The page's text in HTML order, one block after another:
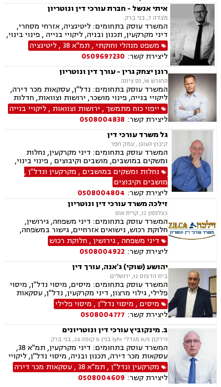
איתי אנשל - חברת עורכי דין ונוטריון
מצדה 7, בני ברק
המשרד עוסק בתחומים: ליטיגציה, אזרחי מסחרי,
דיני מקרקעין, תכנון ובניה, ליקויי בנייה , פינוי בינוי,
קבוצות רכישה, עסקאות מכר דירה, פינוי מושכר,
מגרשים לבניה ,נחלות ומשקים במושבים, רשות
מקרקעי ישראל, צווי הריסה, מיסוי נדל"ן, היטל
פיתוח, היטל השבחה, דיני חוזים, תביעות ייצוגיות,
ירושות וצוואות, נוטריון, דיני מכרזים והתקשרויות,
חוקתי ומנהלי, רישוי עסקים, דיני חברות, סכסוך בין
בעלי מניות, ליווי עסקי, הגבלים עסקיים, בנקים,
ערבויות ושטרות, קניין רוחני, זכויות יוצרים, דיני
בנקאות, חברות אשראי סליקה
משפט מנהלי וחוקתי, תמ"א 38 ,ליטיגציה
ליצירת קשר: 0509697230
רונן יצחק גרין - עורך דין ונוטריון
החורש 16, נס ציונה
המשרד עוסק בתחומים: נדל"ן, עסקאות מכר דירה,
ליקויי בנייה, פינוי מושכר, ירושות וצוואות, חדלות
ייפוי כוח מתמשך, דיני עבודה, מגשר ובורר
ייפוי כוח מתמשך, ירושות וצוואות ,ליקויי בנייה
ליצירת קשר: 0508004838
גל משרד עורכי דין
קיבוץ העוגן , עמק חפר
המשרד עוסק בתחומים: דיני מקרקעין, נחלות
ומשקים במושבים, מושבים וקיבוצים , פינוי בינוי,
תמ"א 38, עסקאות מכר דירה, רשות מקרקעי ישראל,
השקעות בחו"ל, קבוצות רכישה, נדל"ן, מגרשים
לבניה , רישום קבלנים, נדל"ן ביהודה ושומרון, מיסוי
נדל"ן, נוטריון, מגשרים
נחלות ומשקים במושבים , מקרקעין ונדל"ן,
מושבים וקיבוצים
ליצירת קשר: 0508004804
זילכה משרד עורכי דין ונוטריון
כצלנסון 12, קרית אונו
המשרד עוסק בתחומים: דיני משפחה, גירושין,
חלוקת רכוש, נישואים אזרחיים, גישור במשפחה,
ירושות וצוואות, הסכמי ממון, אפוטרופסות,
משמורת, מזונות, ייפוי כוח מתמשך, דיני עבודה,
דיני מקרקעין, תמ"א 38, מגרשים לבניה , הפקעת
קרקעות, פינוי בינוי, תכנון ובניה, עסקאות מכר דירה,
ליקויי בנייה, מיסוי נדל"ן, נדל"ן, נזיקין, לשון הרע,
תאונות דרכים, תאונות עבודה, דיני חברות, ליווי
עסקי, ליווי מיזמי סטארטאפ, קניין רוחני, רשלנות
רפואית, רשלנות רפואית - רפואת שיניים, משרד
הביטחון, נכי צה"ל, משפט צבאי
דיני משפחה ,גירושין, חלוקת רכוש
ליצירת קשר: 0508004922
יהושע (שוקי) ג'אנה, עורך דין
בית הדפוס 12, ירושלים
המשרד עוסק בתחומים: מיסים, מיסוי נדל"ן, מיסוי
פלילי, גילוי מרצון, דיני מקרקעין, נדל"ן, עסקאות
מכר דירה, פינוי בינוי, קבוצות רכישה, תמ"א 38
מיסים , מיסוי נדל"ן, מיסוי פלילי
ליצירת קשר: 0508004777
ב. מינקוביץ עורכי דין ונוטריונים
הירקון 5/א מגדלי lyfe בנין b קומה 24, בני ברק
המשרד עוסק בתחומים: דיני מקרקעין, תמ"א 38,
עסקאות מכר דירה, תכנון ובניה, מיסוי נדל"ן, ליקויי
בנייה, דיני חוזים, דיני חברות, לשון הרע, ליטיגציה,
נוטריון, ייפוי כוח מתמשך, ירושות וצוואות, פינוי
בינוי, מגרשים לבניה , הסכמי ממון, נזקי רכוש
מקרקעין ונדל"ן, תמ"א 38 ,עסקאות מכר דירה
ליצירת קשר: 0508004609